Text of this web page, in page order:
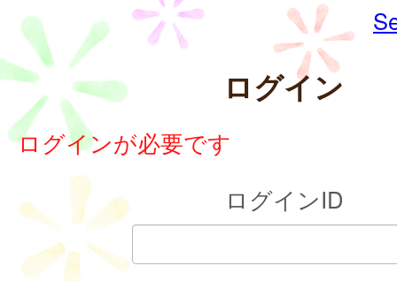
ログイン
ログインが必要です
ログインID